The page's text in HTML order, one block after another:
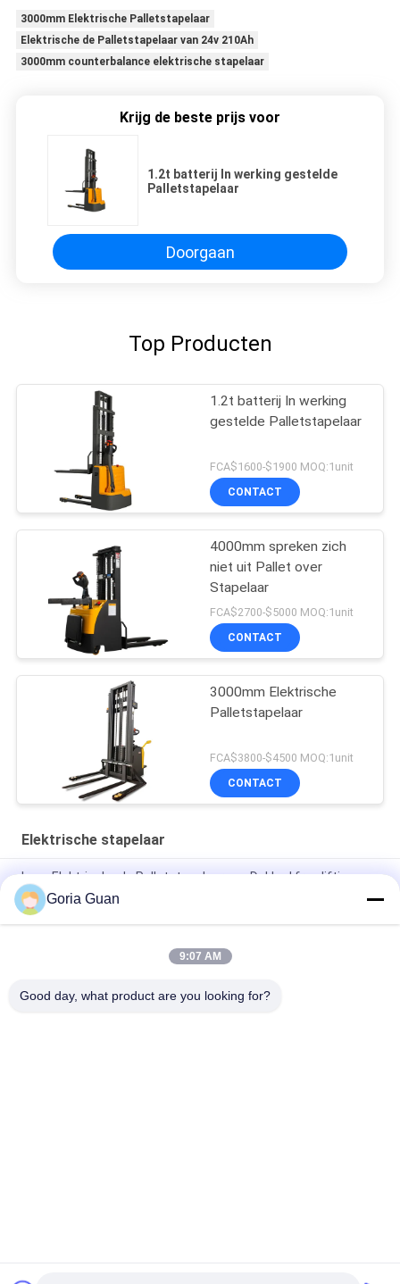
3000mm Elektrische Palletstapelaar
Elektrische de Palletstapelaar van 24v 210Ah
3000mm counterbalance elektrische stapelaar
Krijg de beste prijs voor
1.2t batterij In werking gestelde
Palletstapelaar
Doorgaan
Top Producten
1.2t batterij In werking
gestelde Palletstapelaar
FCA$1600-$1900 MOQ:1unit
CONTACT
4000mm spreken zich
niet uit Pallet over
Stapelaar
FCA$2700-$5000 MOQ:1unit
CONTACT
3000mm Elektrische
Palletstapelaar
FCA$3800-$4500 MOQ:1unit
CONTACT
Elektrische stapelaar
Lage Elektrische de Palletstapelaar van Dakkad free lifting
2000kg
1200KG 24V 210Ah 3 Stadium Elektrische Voetstapelaar
Stapelaar van de het Dek Elektrische Pallet van Rider Straddle
Vorkheftruck
Goria Guan
9:07 AM
Good day, what product are you looking for?